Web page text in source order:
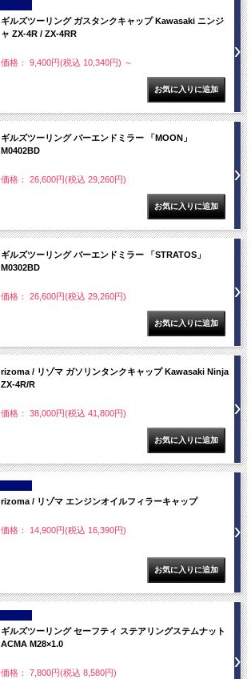
ギルズツーリング ガスタンクキャップ Kawasaki ニンジ
ャ ZX-4R / ZX-4RR
価格： 9,400円(税込 10,340円) ～
ギルズツーリング バーエンドミラー 「MOON」
M0402BD
価格： 26,600円(税込 29,260円)
ギルズツーリング バーエンドミラー 「STRATOS」
M0302BD
価格： 26,600円(税込 29,260円)
rizoma / リゾマ ガソリンタンクキャップ Kawasaki Ninja
ZX-4R/R
価格： 38,000円(税込 41,800円)
rizoma / リゾマ エンジンオイルフィラーキャップ
価格： 14,900円(税込 16,390円)
ギルズツーリング セーフティ ステアリングステムナット
ACMA M28×1.0
価格： 7,800円(税込 8,580円)